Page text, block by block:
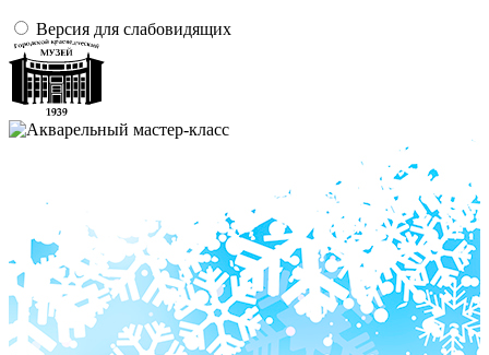
Версия для слабовидящих